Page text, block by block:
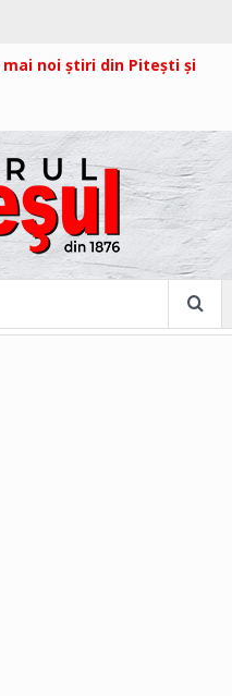
mai noi știri din Pitești și